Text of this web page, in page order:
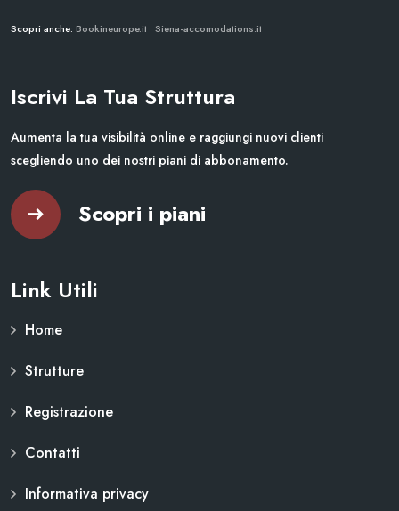
Scopri anche: Bookineurope.it • Siena-accomodations.it
Iscrivi La Tua Struttura
Aumenta la tua visibilità online e raggiungi nuovi clienti
scegliendo uno dei nostri piani di abbonamento.
Scopri i piani
Link Utili
Home
Strutture
Registrazione
Contatti
Informativa privacy